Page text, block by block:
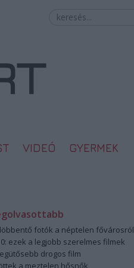
VIDEÓ GYERMEK
fotók a néptelen fővárosról
ezek a legjobb szerelmes filmek
drogos film
a meztelen hősnők